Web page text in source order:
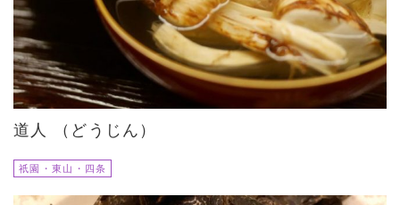
道人 （どうじん）
祇園・東山・四条